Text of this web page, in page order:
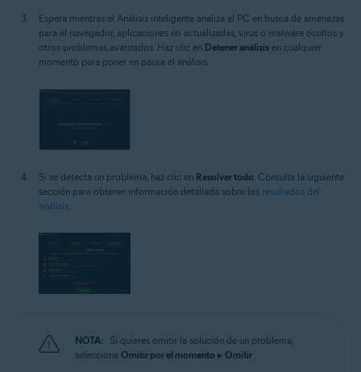
Espera mientras el Análisis inteligente analiza el PC en busca de amenazas
para el navegador, aplicaciones no actualizadas, virus o malware ocultos y
otros problemas avanzados. Haz clic en Detener análisis en cualquier
momento para poner en pausa el análisis.
Si se detecta un problema, haz clic en Resolver todo. Consulta la siguiente
sección para obtener información detallada sobre los resultados del
análisis.
NOTA:
Si quieres omitir la solución de un problema,
selecciona Omitir por el momento ▸ Omitir.